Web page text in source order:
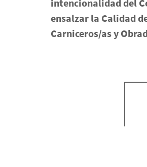
intencionalidad del
ensalzar la Calidad
Carniceros/as y